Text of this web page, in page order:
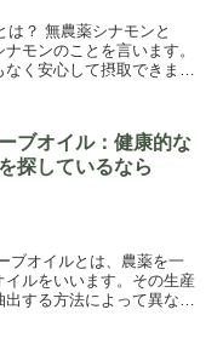
？ 無農薬シナモンと
モンのことを言います。
く安心して摂取できま
ブオイル：健康的な
探しているなら
ブオイルとは、農薬を一
ルをいいます。その生産
する方法によって異なり